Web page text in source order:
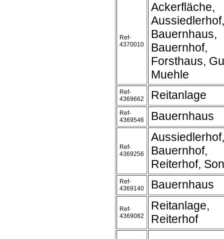
Ref-
4370010
Ackerfläche,
Aussiedlerhof,
Bauernhaus,
Bauernhof,
Forsthaus,
Muehle
Ref-
4369662
Reitanlage
Ref-
4369546
Bauernhaus
Ref-
4369256
Aussiedlerhof,
Bauernhof,
Reiterhof,
Ref-
4369140
Bauernhaus
Ref-
4369082
Reitanlage,
Reiterhof